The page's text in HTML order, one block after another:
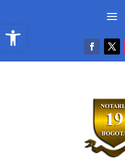
Abrir barra de herramientas